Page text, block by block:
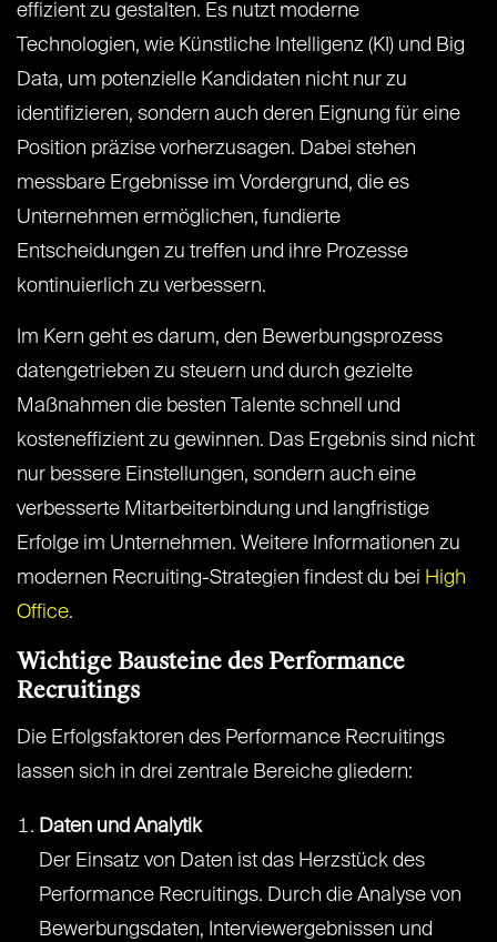
effizient zu gestalten. Es nutzt moderne
Technologien, wie Künstliche Intelligenz (KI) und Big
Data, um potenzielle Kandidaten nicht nur zu
identifizieren, sondern auch deren Eignung für eine
Position präzise vorherzusagen. Dabei stehen
messbare Ergebnisse im Vordergrund, die es
Unternehmen ermöglichen, fundierte
Entscheidungen zu treffen und ihre Prozesse
kontinuierlich zu verbessern.
Im Kern geht es darum, den Bewerbungsprozess
datengetrieben zu steuern und durch gezielte
Maßnahmen die besten Talente schnell und
kosteneffizient zu gewinnen. Das Ergebnis sind nicht
nur bessere Einstellungen, sondern auch eine
verbesserte Mitarbeiterbindung und langfristige
Erfolge im Unternehmen. Weitere Informationen zu
modernen Recruiting-Strategien findest du bei High
Office.
Wichtige Bausteine des Performance
Recruitings
Die Erfolgsfaktoren des Performance Recruitings
lassen sich in drei zentrale Bereiche gliedern:
Daten und Analytik
Der Einsatz von Daten ist das Herzstück des
Performance Recruitings. Durch die Analyse von
Bewerbungsdaten, Interviewergebnissen und